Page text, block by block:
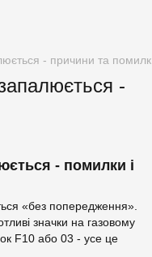
- причини та
-
- помилки і
«без попередження».
значки на газовому
F10 або 03 - усе це